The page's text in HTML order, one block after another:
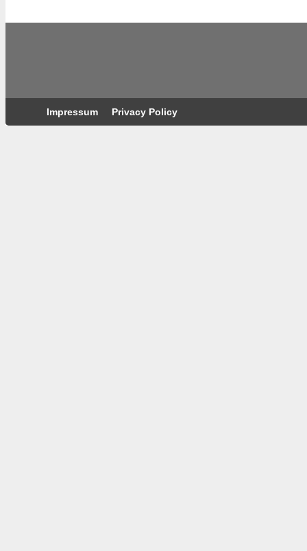
Impressum Privacy Policy